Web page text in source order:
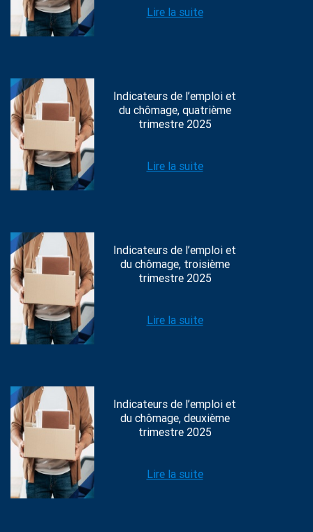
Lire la suite
Indicateurs de l’emploi et
du chômage, quatrième
trimestre 2025
Lire la suite
Indicateurs de l’emploi et
du chômage, troisième
trimestre 2025
Lire la suite
Indicateurs de l’emploi et
du chômage, deuxième
trimestre 2025
Lire la suite